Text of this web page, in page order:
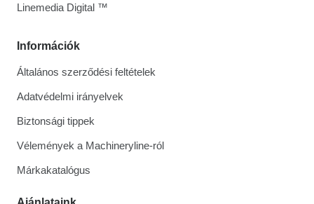
Információk
Általános szerződési feltételek
Adatvédelmi irányelvek
Biztonsági tippek
Vélemények a Machineryline-ról
Márkakatalógus
Linemedia Digital ™